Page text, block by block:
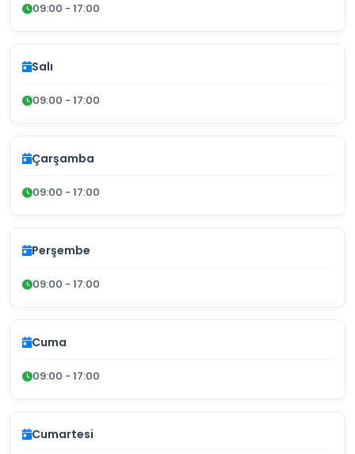
09:00 - 17:00
Salı
09:00 - 17:00
Çarşamba
09:00 - 17:00
Perşembe
09:00 - 17:00
Cuma
09:00 - 17:00
Cumartesi